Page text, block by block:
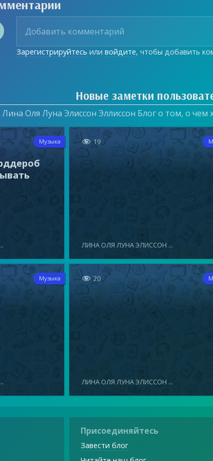
Зарегистрируйтесь иливойдите, чтобы добавить
Новые заметки
Лина Оля Луна Элиссон Эллиссон Блог о том, о чем
Музыка  19
ЛИНА ОЛЯ ЛУНА ЭЛИССОН ...
Музыка  20
ЛИНА ОЛЯ ЛУНА ЭЛИССОН ...
Присоединяйтесь
Завести блог